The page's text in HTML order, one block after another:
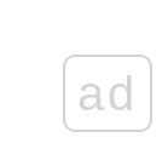
ad